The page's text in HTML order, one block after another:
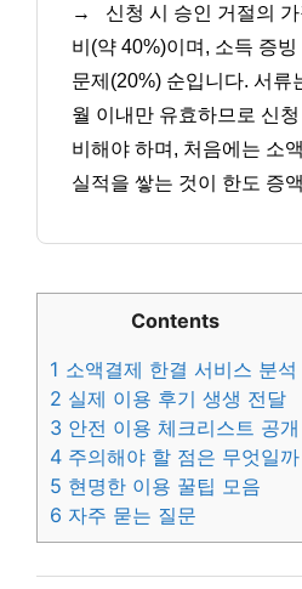
→
신청 시 승인 거절의
비(약 40%)이며, 소득 증
문제(20%) 순입니다. 서류
월 이내만 유효하므로 신
비해야 하며, 처음에는 소
실적을 쌓는 것이 한도 증
Contents
1 소액결제 한결 서비스 분석
2 실제 이용 후기 생생 전달
3 안전 이용 체크리스트 공개
4 주의해야 할 점은 무엇일까
5 현명한 이용 꿀팁 모음
6 자주 묻는 질문